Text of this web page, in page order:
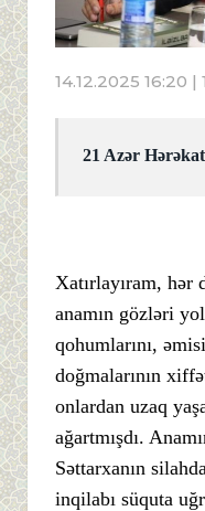
14.12.2025 16:20 |
21 Azər
Xatırlayıram, hər
anamın gözləri
qohumlarını,
doğmalarının
onlardan uzaq
ağartmışdı.
Səttarxanın
inqilabı süquta